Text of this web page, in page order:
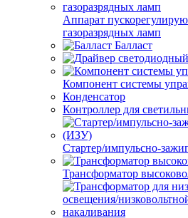
Аппарат
газоразрядных ламп
Балласт
Компонент системы
Конденсатор
Контроллер для
Стартер/импульсно-
Трансформатор